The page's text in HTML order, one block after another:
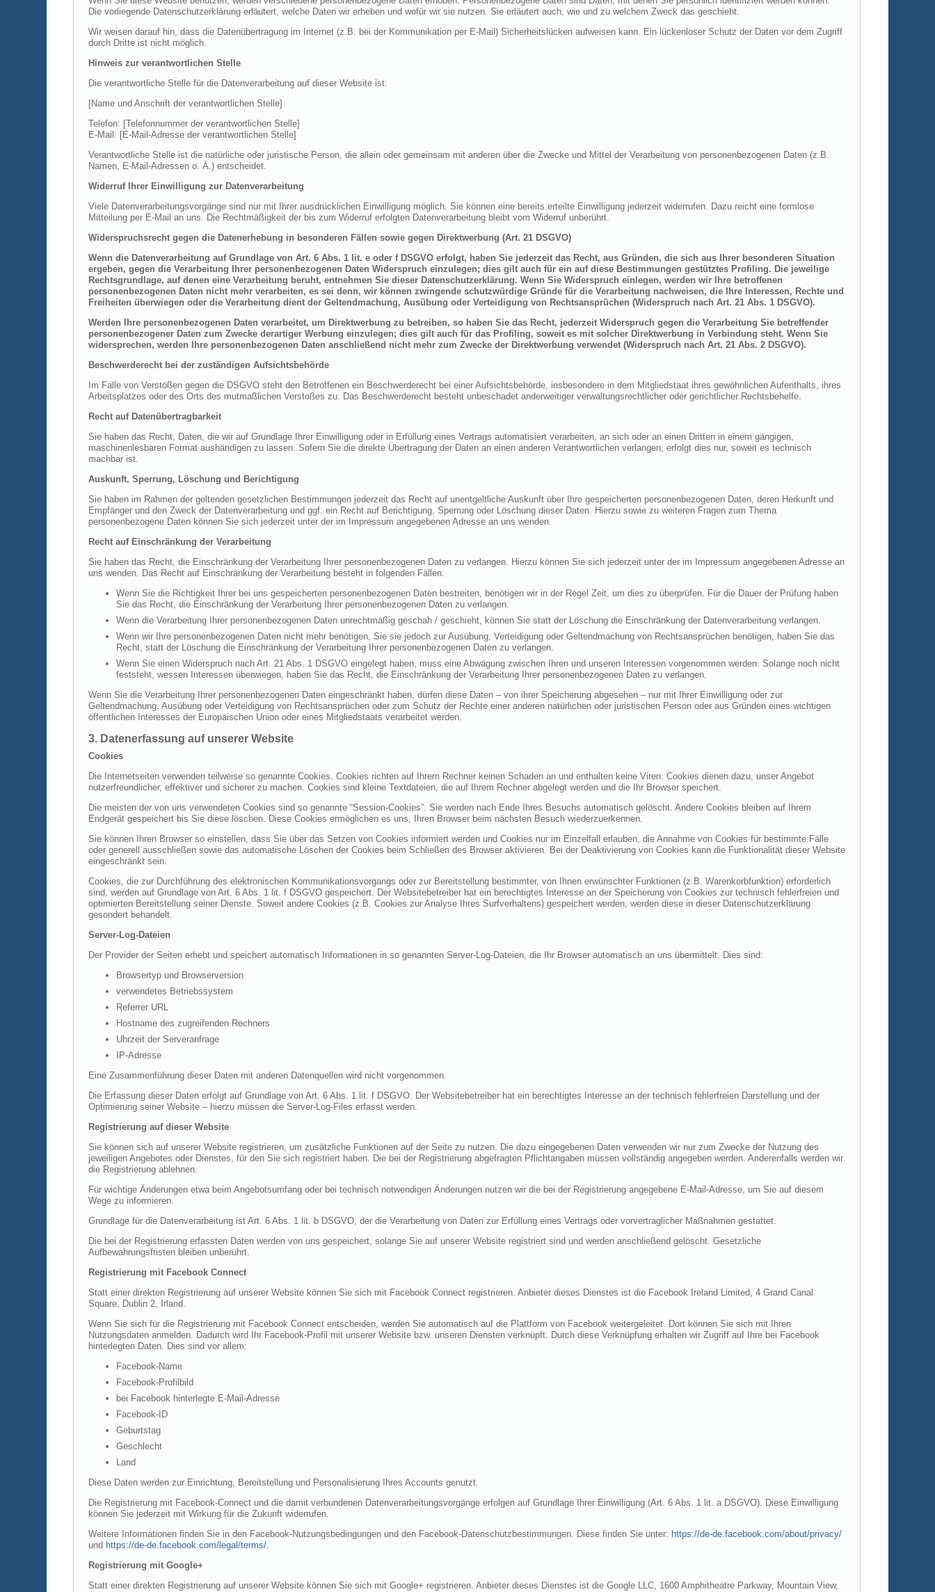
Die vorliegende Datenschutzerklärung erläutert, welche Daten wir erheben und wofür wir sie nutzen. Sie erläutert auch, wie und zu welchem Zweck das geschieht.
Wir weisen darauf hin, dass die Datenübertragung im Internet (z.B. bei der Kommunikation per E-Mail) Sicherheitslücken aufweisen kann. Ein lückenloser Schutz der Daten vor dem Zugriff
durch Dritte ist nicht möglich.
Hinweis zur verantwortlichen Stelle
Die verantwortliche Stelle für die Datenverarbeitung auf dieser Website ist:
[Name und Anschrift der verantwortlichen Stelle]
Telefon: [Telefonnummer der verantwortlichen Stelle]
E-Mail: [E-Mail-Adresse der verantwortlichen Stelle]
Verantwortliche Stelle ist die natürliche oder juristische Person, die allein oder gemeinsam mit anderen über die Zwecke und Mittel der Verarbeitung von personenbezogenen Daten (z.B.
Namen, E-Mail-Adressen o. Ä.) entscheidet.
Widerruf Ihrer Einwilligung zur Datenverarbeitung
Viele Datenverarbeitungsvorgänge sind nur mit Ihrer ausdrücklichen Einwilligung möglich. Sie können eine bereits erteilte Einwilligung jederzeit widerrufen. Dazu reicht eine formlose
Mitteilung per E-Mail an uns. Die Rechtmäßigkeit der bis zum Widerruf erfolgten Datenverarbeitung bleibt vom Widerruf unberührt.
Widerspruchsrecht gegen die Datenerhebung in besonderen Fällen sowie gegen Direktwerbung (Art. 21 DSGVO)
Wenn die Datenverarbeitung auf Grundlage von Art. 6 Abs. 1 lit. e oder f DSGVO erfolgt, haben Sie jederzeit das Recht, aus Gründen, die sich aus Ihrer besonderen Situation
ergeben, gegen die Verarbeitung Ihrer personenbezogenen Daten Widerspruch einzulegen; dies gilt auch für ein auf diese Bestimmungen gestütztes Profiling. Die jeweilige
Rechtsgrundlage, auf denen eine Verarbeitung beruht, entnehmen Sie dieser Datenschutzerklärung. Wenn Sie Widerspruch einlegen, werden wir Ihre betroffenen
personenbezogenen Daten nicht mehr verarbeiten, es sei denn, wir können zwingende schutzwürdige Gründe für die Verarbeitung nachweisen, die Ihre Interessen, Rechte und
Freiheiten überwiegen oder die Verarbeitung dient der Geltendmachung, Ausübung oder Verteidigung von Rechtsansprüchen (Widerspruch nach Art. 21 Abs. 1 DSGVO).
Werden Ihre personenbezogenen Daten verarbeitet, um Direktwerbung zu betreiben, so haben Sie das Recht, jederzeit Widerspruch gegen die Verarbeitung Sie betreffender
personenbezogener Daten zum Zwecke derartiger Werbung einzulegen; dies gilt auch für das Profiling, soweit es mit solcher Direktwerbung in Verbindung steht. Wenn Sie
widersprechen, werden Ihre personenbezogenen Daten anschließend nicht mehr zum Zwecke der Direktwerbung verwendet (Widerspruch nach Art. 21 Abs. 2 DSGVO).
Beschwerderecht bei der zuständigen Aufsichtsbehörde
Im Falle von Verstößen gegen die DSGVO steht den Betroffenen ein Beschwerderecht bei einer Aufsichtsbehörde, insbesondere in dem Mitgliedstaat ihres gewöhnlichen Aufenthalts, ihres
Arbeitsplatzes oder des Orts des mutmaßlichen Verstoßes zu. Das Beschwerderecht besteht unbeschadet anderweitiger verwaltungsrechtlicher oder gerichtlicher Rechtsbehelfe.
Recht auf Datenübertragbarkeit
Sie haben das Recht, Daten, die wir auf Grundlage Ihrer Einwilligung oder in Erfüllung eines Vertrags automatisiert verarbeiten, an sich oder an einen Dritten in einem gängigen,
maschinenlesbaren Format aushändigen zu lassen. Sofern Sie die direkte Übertragung der Daten an einen anderen Verantwortlichen verlangen, erfolgt dies nur, soweit es technisch
machbar ist.
Auskunft, Sperrung, Löschung und Berichtigung
Sie haben im Rahmen der geltenden gesetzlichen Bestimmungen jederzeit das Recht auf unentgeltliche Auskunft über Ihre gespeicherten personenbezogenen Daten, deren Herkunft und
Empfänger und den Zweck der Datenverarbeitung und ggf. ein Recht auf Berichtigung, Sperrung oder Löschung dieser Daten. Hierzu sowie zu weiteren Fragen zum Thema
personenbezogene Daten können Sie sich jederzeit unter der im Impressum angegebenen Adresse an uns wenden.
Recht auf Einschränkung der Verarbeitung
Sie haben das Recht, die Einschränkung der Verarbeitung Ihrer personenbezogenen Daten zu verlangen. Hierzu können Sie sich jederzeit unter der im Impressum angegebenen Adresse an
uns wenden. Das Recht auf Einschränkung der Verarbeitung besteht in folgenden Fällen:
Wenn Sie die Richtigkeit Ihrer bei uns gespeicherten personenbezogenen Daten bestreiten, benötigen wir in der Regel Zeit, um dies zu überprüfen. Für die Dauer der Prüfung haben
Sie das Recht, die Einschränkung der Verarbeitung Ihrer personenbezogenen Daten zu verlangen.
Wenn die Verarbeitung Ihrer personenbezogenen Daten unrechtmäßig geschah / geschieht, können Sie statt der Löschung die Einschränkung der Datenverarbeitung verlangen.
Wenn wir Ihre personenbezogenen Daten nicht mehr benötigen, Sie sie jedoch zur Ausübung, Verteidigung oder Geltendmachung von Rechtsansprüchen benötigen, haben Sie das
Recht, statt der Löschung die Einschränkung der Verarbeitung Ihrer personenbezogenen Daten zu verlangen.
Wenn Sie einen Widerspruch nach Art. 21 Abs. 1 DSGVO eingelegt haben, muss eine Abwägung zwischen Ihren und unseren Interessen vorgenommen werden. Solange noch nicht
feststeht, wessen Interessen überwiegen, haben Sie das Recht, die Einschränkung der Verarbeitung Ihrer personenbezogenen Daten zu verlangen.
Wenn Sie die Verarbeitung Ihrer personenbezogenen Daten eingeschränkt haben, dürfen diese Daten – von ihrer Speicherung abgesehen – nur mit Ihrer Einwilligung oder zur
Geltendmachung, Ausübung oder Verteidigung von Rechtsansprüchen oder zum Schutz der Rechte einer anderen natürlichen oder juristischen Person oder aus Gründen eines wichtigen
öffentlichen Interesses der Europäischen Union oder eines Mitgliedstaats verarbeitet werden.
3. Datenerfassung auf unserer Website
Cookies
Die Internetseiten verwenden teilweise so genannte Cookies. Cookies richten auf Ihrem Rechner keinen Schaden an und enthalten keine Viren. Cookies dienen dazu, unser Angebot
nutzerfreundlicher, effektiver und sicherer zu machen. Cookies sind kleine Textdateien, die auf Ihrem Rechner abgelegt werden und die Ihr Browser speichert.
Die meisten der von uns verwendeten Cookies sind so genannte “Session-Cookies”. Sie werden nach Ende Ihres Besuchs automatisch gelöscht. Andere Cookies bleiben auf Ihrem
Endgerät gespeichert bis Sie diese löschen. Diese Cookies ermöglichen es uns, Ihren Browser beim nächsten Besuch wiederzuerkennen.
Sie können Ihren Browser so einstellen, dass Sie über das Setzen von Cookies informiert werden und Cookies nur im Einzelfall erlauben, die Annahme von Cookies für bestimmte Fälle
oder generell ausschließen sowie das automatische Löschen der Cookies beim Schließen des Browser aktivieren. Bei der Deaktivierung von Cookies kann die Funktionalität dieser Website
eingeschränkt sein.
Cookies, die zur Durchführung des elektronischen Kommunikationsvorgangs oder zur Bereitstellung bestimmter, von Ihnen erwünschter Funktionen (z.B. Warenkorbfunktion) erforderlich
sind, werden auf Grundlage von Art. 6 Abs. 1 lit. f DSGVO gespeichert. Der Websitebetreiber hat ein berechtigtes Interesse an der Speicherung von Cookies zur technisch fehlerfreien und
optimierten Bereitstellung seiner Dienste. Soweit andere Cookies (z.B. Cookies zur Analyse Ihres Surfverhaltens) gespeichert werden, werden diese in dieser Datenschutzerklärung
gesondert behandelt.
Server-Log-Dateien
Der Provider der Seiten erhebt und speichert automatisch Informationen in so genannten Server-Log-Dateien, die Ihr Browser automatisch an uns übermittelt. Dies sind:
Browsertyp und Browserversion
verwendetes Betriebssystem
Referrer URL
Hostname des zugreifenden Rechners
Uhrzeit der Serveranfrage
IP-Adresse
Eine Zusammenführung dieser Daten mit anderen Datenquellen wird nicht vorgenommen.
Die Erfassung dieser Daten erfolgt auf Grundlage von Art. 6 Abs. 1 lit. f DSGVO. Der Websitebetreiber hat ein berechtigtes Interesse an der technisch fehlerfreien Darstellung und der
Optimierung seiner Website – hierzu müssen die Server-Log-Files erfasst werden.
Registrierung auf dieser Website
Sie können sich auf unserer Website registrieren, um zusätzliche Funktionen auf der Seite zu nutzen. Die dazu eingegebenen Daten verwenden wir nur zum Zwecke der Nutzung des
jeweiligen Angebotes oder Dienstes, für den Sie sich registriert haben. Die bei der Registrierung abgefragten Pflichtangaben müssen vollständig angegeben werden. Anderenfalls werden wir
die Registrierung ablehnen.
Für wichtige Änderungen etwa beim Angebotsumfang oder bei technisch notwendigen Änderungen nutzen wir die bei der Registrierung angegebene E-Mail-Adresse, um Sie auf diesem
Wege zu informieren.
Grundlage für die Datenverarbeitung ist Art. 6 Abs. 1 lit. b DSGVO, der die Verarbeitung von Daten zur Erfüllung eines Vertrags oder vorvertraglicher Maßnahmen gestattet.
Die bei der Registrierung erfassten Daten werden von uns gespeichert, solange Sie auf unserer Website registriert sind und werden anschließend gelöscht. Gesetzliche
Aufbewahrungsfristen bleiben unberührt.
Registrierung mit Facebook Connect
Statt einer direkten Registrierung auf unserer Website können Sie sich mit Facebook Connect registrieren. Anbieter dieses Dienstes ist die Facebook Ireland Limited, 4 Grand Canal
Square, Dublin 2, Irland.
Wenn Sie sich für die Registrierung mit Facebook Connect entscheiden, werden Sie automatisch auf die Plattform von Facebook weitergeleitet. Dort können Sie sich mit Ihren
Nutzungsdaten anmelden. Dadurch wird Ihr Facebook-Profil mit unserer Website bzw. unseren Diensten verknüpft. Durch diese Verknüpfung erhalten wir Zugriff auf Ihre bei Facebook
hinterlegten Daten. Dies sind vor allem:
Facebook-Name
Facebook-Profilbild
bei Facebook hinterlegte E-Mail-Adresse
Facebook-ID
Geburtstag
Geschlecht
Land
Diese Daten werden zur Einrichtung, Bereitstellung und Personalisierung Ihres Accounts genutzt.
Die Registrierung mit Facebook-Connect und die damit verbundenen Datenverarbeitungsvorgänge erfolgen auf Grundlage Ihrer Einwilligung (Art. 6 Abs. 1 lit. a DSGVO). Diese Einwilligung
können Sie jederzeit mit Wirkung für die Zukunft widerrufen.
Weitere Informationen finden Sie in den Facebook-Nutzungsbedingungen und den Facebook-Datenschutzbestimmungen. Diese finden Sie unter: https://de-de.facebook.com/about/privacy/
und https://de-de.facebook.com/legal/terms/.
Registrierung mit Google+
Statt einer direkten Registrierung auf unserer Website können Sie sich mit Google+ registrieren. Anbieter dieses Dienstes ist die Google LLC, 1600 Amphitheatre Parkway, Mountain View,